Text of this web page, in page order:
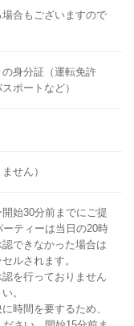
合もございますので
身分証（運転免許
ポートなど）
せん）
始30分前までにご提
ティーは当日の20時
できなかった場合は
ルされます。
を行っておりません
。
時間を要するため、